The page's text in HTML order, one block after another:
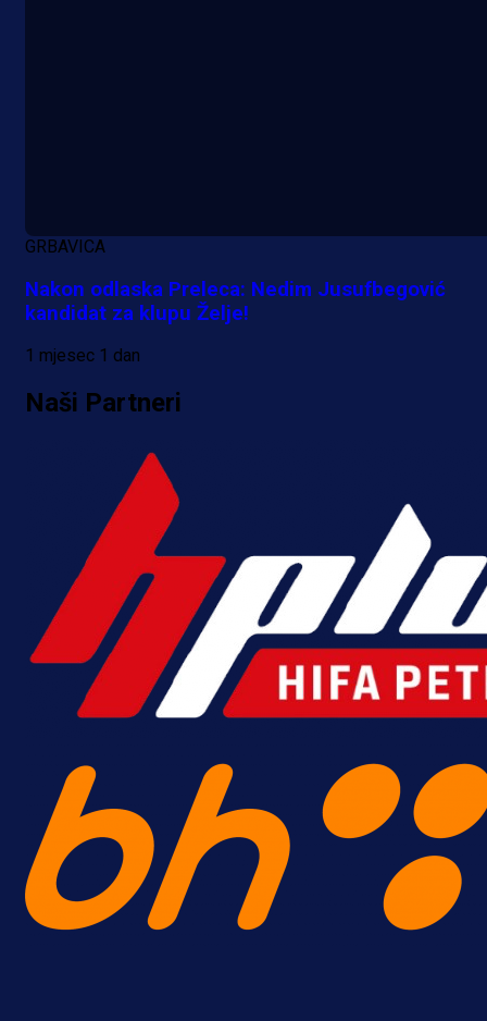
GRBAVICA
Nakon odlaska Preleca: Nedim Jusufbegović
kandidat za klupu Želje!
1 mjesec 1 dan
Naši Partneri